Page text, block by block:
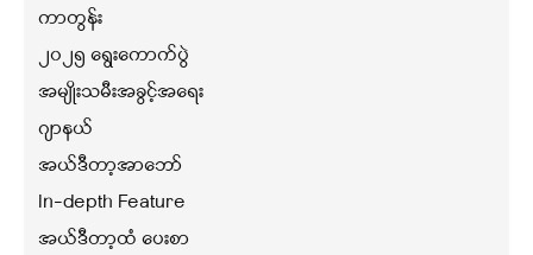
ကာတွန်း
၂၀၂၅ ရွေးကောက်ပွဲ
အမျိုးသမီးအခွင့်အရေး
ဂျာနယ်
အယ်ဒီတာ့အာဘော်
In-depth Feature
အယ်ဒီတာ့ထံ ပေးစာ